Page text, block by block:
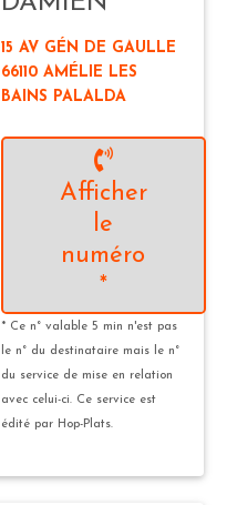
15 AV GÉN DE GAULLE
66110 AMÉLIE LES
BAINS PALALDA
Afficher
le
numéro
*
* Ce n° valable 5 min n'est pas
le n° du destinataire mais le n°
du service de mise en relation
avec celui-ci. Ce service est
édité par Hop-Plats.